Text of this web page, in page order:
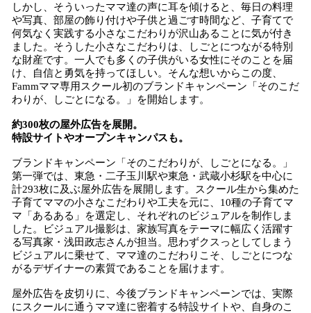
しかし、そういったママ達の声に耳を傾けると、毎日の料理
や写真、部屋の飾り付けや子供と過ごす時間など、子育てで
何気なく実践する小さなこだわりが沢山あることに気が付き
ました。そうした小さなこだわりは、しごとにつながる特別
な財産です。一人でも多くの子供がいる女性にそのことを届
け、自信と勇気を持ってほしい。そんな想いからこの度、
Fammママ専用スクール初のブランドキャンペーン「そのこだ
わりが、しごとになる。」を開始します。
約300枚の屋外広告を展開。
特設サイトやオープンキャンパスも。
ブランドキャンペーン「そのこだわりが、しごとになる。」
第一弾では、東急・二子玉川駅や東急・武蔵小杉駅を中心に
計293枚に及ぶ屋外広告を展開します。スクール生から集めた
子育てママの小さなこだわりや工夫を元に、10種の子育てマ
マ「あるある」を選定し、それぞれのビジュアルを制作しま
した。ビジュアル撮影は、家族写真をテーマに幅広く活躍す
る写真家・浅田政志さんが担当。思わずクスっとしてしまう
ビジュアルに乗せて、ママ達のこだわりこそ、しごとにつな
がるデザイナーの素質であることを届けます。
屋外広告を皮切りに、今後ブランドキャンペーンでは、実際
にスクールに通うママ達に密着する特設サイトや、自身のこ